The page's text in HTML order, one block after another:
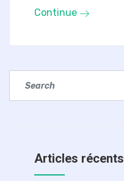
Continue
Articles récents